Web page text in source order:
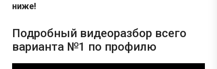
ниже!
Подробный видеоразбор всего
варианта №1 по профилю